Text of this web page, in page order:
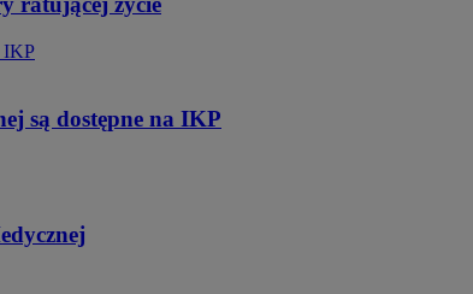
są dostępne na IKP